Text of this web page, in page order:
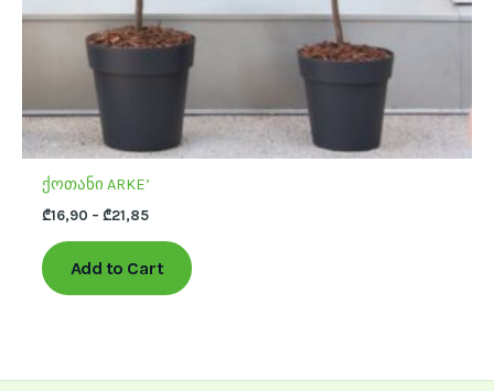
ქოთანი ARKE’
₾16,90 – ₾21,85
Add to Cart
the
product
page